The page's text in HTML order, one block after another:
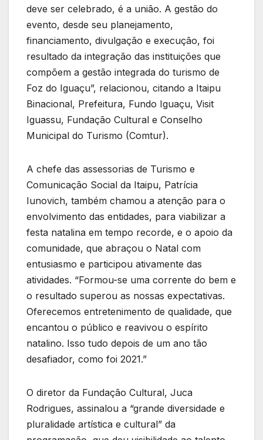
deve ser celebrado, é a união. A gestão do
evento, desde seu planejamento,
financiamento, divulgação e execução, foi
resultado da integração das instituições que
compõem a gestão integrada do turismo de
Foz do Iguaçu”, relacionou, citando a Itaipu
Binacional, Prefeitura, Fundo Iguaçu, Visit
Iguassu, Fundação Cultural e Conselho
Municipal do Turismo (Comtur).
A chefe das assessorias de Turismo e
Comunicação Social da Itaipu, Patrícia
Iunovich, também chamou a atenção para o
envolvimento das entidades, para viabilizar a
festa natalina em tempo recorde, e o apoio da
comunidade, que abraçou o Natal com
entusiasmo e participou ativamente das
atividades. “Formou-se uma corrente do bem e
o resultado superou as nossas expectativas.
Oferecemos entretenimento de qualidade, que
encantou o público e reavivou o espírito
natalino. Isso tudo depois de um ano tão
desafiador, como foi 2021.”
O diretor da Fundação Cultural, Juca
Rodrigues, assinalou a “grande diversidade e
pluralidade artística e cultural” da